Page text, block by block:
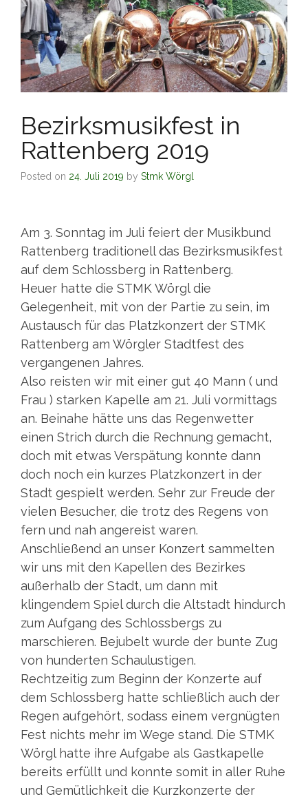
Bezirksmusikfest in
Rattenberg 2019
Posted on 24. Juli 2019 by Stmk Wörgl
Am 3. Sonntag im Juli feiert der Musikbund
Rattenberg traditionell das Bezirksmusikfest
auf dem Schlossberg in Rattenberg.
Heuer hatte die STMK Wörgl die
Gelegenheit, mit von der Partie zu sein, im
Austausch für das Platzkonzert der STMK
Rattenberg am Wörgler Stadtfest des
vergangenen Jahres.
Also reisten wir mit einer gut 40 Mann ( und
Frau ) starken Kapelle am 21. Juli vormittags
an. Beinahe hätte uns das Regenwetter
einen Strich durch die Rechnung gemacht,
doch mit etwas Verspätung konnte dann
doch noch ein kurzes Platzkonzert in der
Stadt gespielt werden. Sehr zur Freude der
vielen Besucher, die trotz des Regens von
fern und nah angereist waren.
Anschließend an unser Konzert sammelten
wir uns mit den Kapellen des Bezirkes
außerhalb der Stadt, um dann mit
klingendem Spiel durch die Altstadt hindurch
zum Aufgang des Schlossbergs zu
marschieren. Bejubelt wurde der bunte Zug
von hunderten Schaulustigen.
Rechtzeitig zum Beginn der Konzerte auf
dem Schlossberg hatte schließlich auch der
Regen aufgehört, sodass einem vergnügten
Fest nichts mehr im Wege stand. Die STMK
Wörgl hatte ihre Aufgabe als Gastkapelle
bereits erfüllt und konnte somit in aller Ruhe
und Gemütlichkeit die Kurzkonzerte der